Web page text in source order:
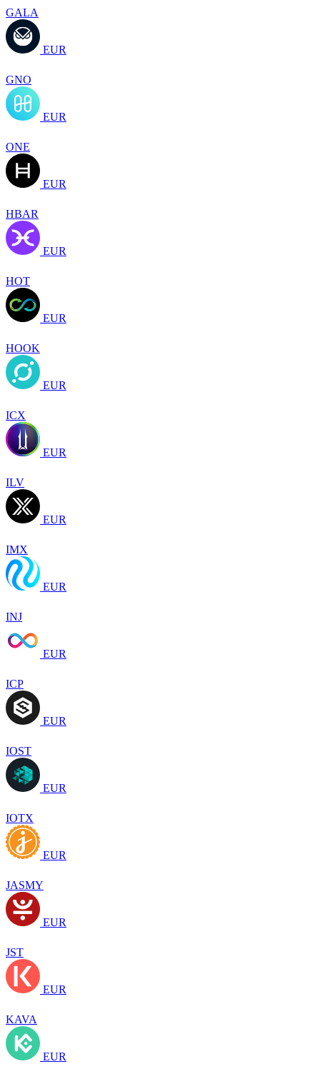
GALA
EUR
GNO
EUR
ONE
EUR
HBAR
EUR
HOT
EUR
HOOK
EUR
ICX
EUR
ILV
EUR
IMX
EUR
INJ
EUR
ICP
EUR
IOST
EUR
IOTX
EUR
JASMY
EUR
JST
EUR
KAVA
EUR